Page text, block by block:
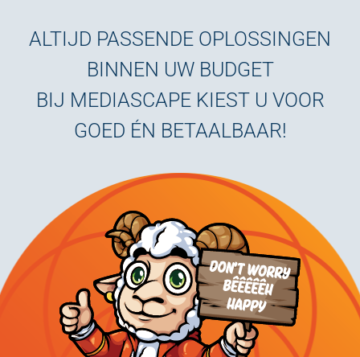
ALTIJD PASSENDE OPLOSSINGEN
BINNEN UW BUDGET
BIJ MEDIASCAPE KIEST U VOOR
GOED ÉN BETAALBAAR!